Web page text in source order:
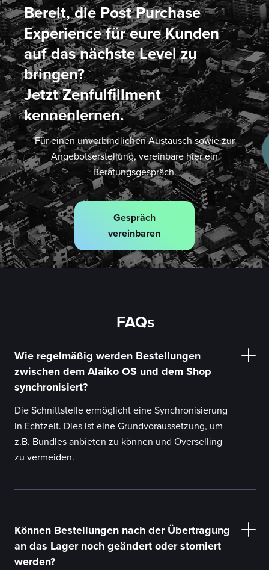
Bereit, die Post Purchase
Experience für eure Kunden
auf das nächste Level zu
bringen?
Jetzt Zenfulfillment
kennenlernen.
Für einen unverbindlichen Austausch sowie zur
Angebotserstellung, vereinbare hier ein
Beratungsgespräch.
Gespräch
vereinbaren
FAQs
Wie regelmäßig werden Bestellungen
zwischen dem Alaiko OS und dem Shop
synchronisiert?
Die Schnittstelle ermöglicht eine Synchronisierung
in Echtzeit. Dies ist eine Grundvoraussetzung, um
z.B. Bundles anbieten zu können und Overselling
zu vermeiden.
Können Bestellungen nach der Übertragung
an das Lager noch geändert oder storniert
werden?